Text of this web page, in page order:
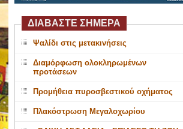
ΔΙΑΒΑΣΤΕ ΣΗΜΕΡΑ
Ψαλίδι στις μετακινήσεις
Διαμόρφωση ολοκληρωμένων
προτάσεων
Προμήθεια πυροσβεστικού οχήματος
Πλακόστρωση Μεγαλοχωρίου